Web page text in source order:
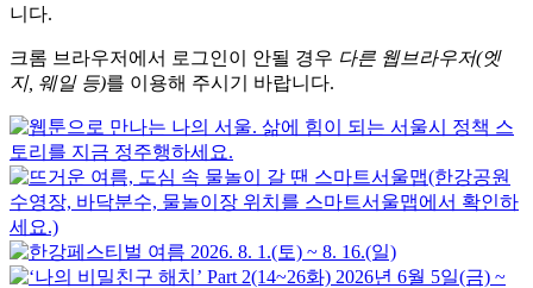
니다.
크롬 브라우저에서 로그인이 안될 경우 다른 웹브라우저(엣
지, 웨일 등)를 이용해 주시기 바랍니다.